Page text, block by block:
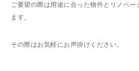
ご要望の際は用途に合った物件とリノベー
ます。
その際はお気軽にお声掛けください。